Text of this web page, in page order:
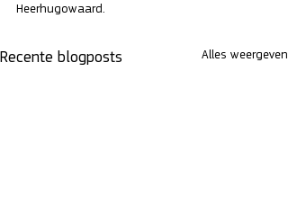
Heerhugowaard.
Recente blogposts Alles weergeven